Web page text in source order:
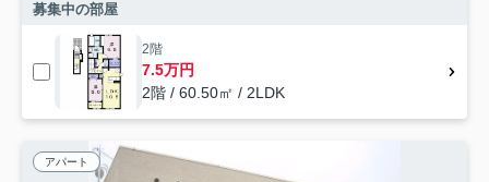
募集中の部屋
2階
7.5万円
2階 / 60.50㎡ / 2LDK
アパート